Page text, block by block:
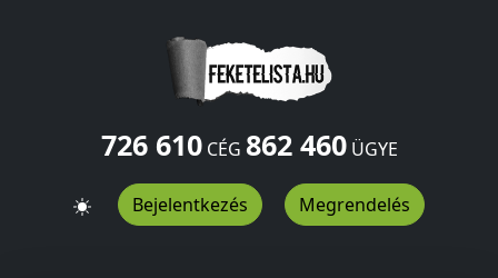
726 610CÉG 862 460ÜGYE
Bejelentkezés Megrendelés